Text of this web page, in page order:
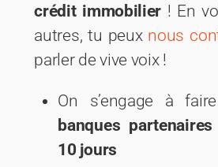
crédit immobilier ! En
autres, tu peux nous
parler de vive voix !
On s’engage à
banques
10 jours